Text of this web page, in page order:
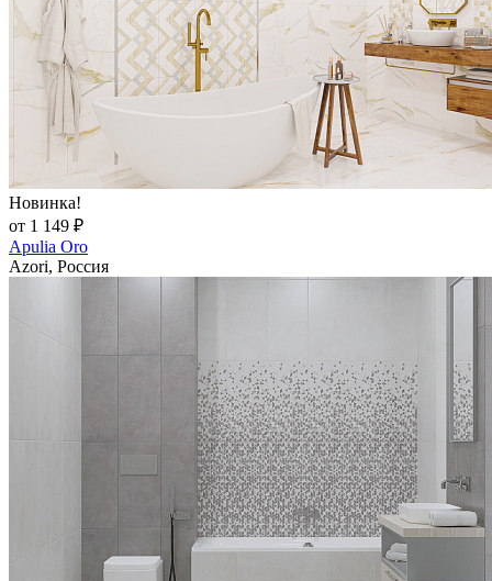
Новинка!
от 1 149 ₽
Apulia Oro
Azori, Россия